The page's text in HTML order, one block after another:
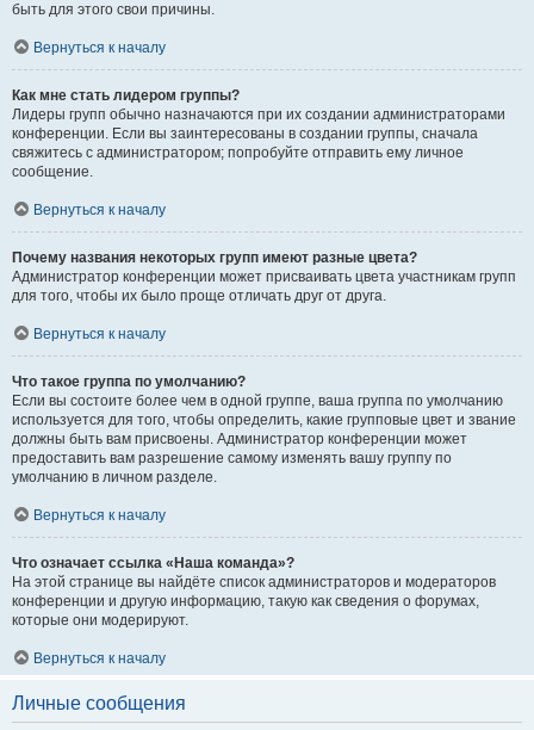
быть для этого свои причины.
Вернуться к началу
Как мне стать лидером группы?
Лидеры групп обычно назначаются при их создании администраторами
конференции. Если вы заинтересованы в создании группы, сначала
свяжитесь с администратором; попробуйте отправить ему личное
сообщение.
Вернуться к началу
Почему названия некоторых групп имеют разные цвета?
Администратор конференции может присваивать цвета участникам групп
для того, чтобы их было проще отличать друг от друга.
Вернуться к началу
Что такое группа по умолчанию?
Если вы состоите более чем в одной группе, ваша группа по умолчанию
используется для того, чтобы определить, какие групповые цвет и звание
должны быть вам присвоены. Администратор конференции может
предоставить вам разрешение самому изменять вашу группу по
умолчанию в личном разделе.
Вернуться к началу
Что означает ссылка «Наша команда»?
На этой странице вы найдёте список администраторов и модераторов
конференции и другую информацию, такую как сведения о форумах,
которые они модерируют.
Вернуться к началу
Личные сообщения